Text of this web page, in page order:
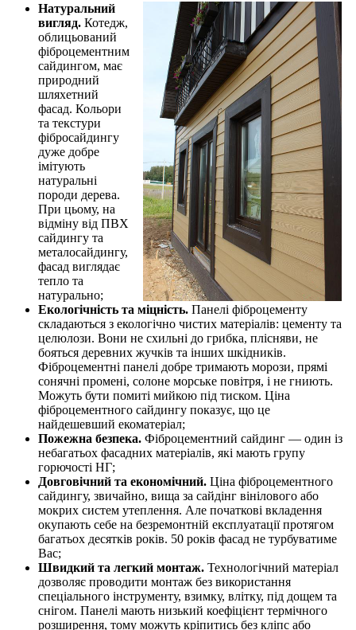
Натуральний
вигляд. Котедж,
облицьований
фіброцементним
сайдингом, має
природний
шляхетний
фасад. Кольори
та текстури
фібросайдингу
дуже добре
імітують
натуральні
породи дерева.
При цьому, на
відміну від ПВХ
сайдингу та
металосайдингу,
фасад виглядає
тепло та
натурально;
Екологічність та міцність. Панелі фіброцементу
складаються з екологічно чистих матеріалів: цементу та
целюлози. Вони не схильні до грибка, плісняви, не
бояться деревних жучків та інших шкідників.
Фіброцементні панелі добре тримають морози, прямі
сонячні промені, солоне морське повітря, і не гниють.
Можуть бути помиті мийкою під тиском. Ціна
фіброцементного сайдингу показує, що це
найдешевший екоматеріал;
Пожежна безпека. Фіброцементний сайдинг — один із
небагатьох фасадних матеріалів, які мають групу
горючості НГ;
Довговічний та економічний. Ціна фіброцементного
сайдингу, звичайно, вища за сайдінг вінілового або
мокрих систем утеплення. Але початкові вкладення
окупають себе на безремонтній експлуатації протягом
багатьох десятків років. 50 років фасад не турбуватиме
Вас;
Швидкий та легкий монтаж. Технологічний матеріал
дозволяє проводити монтаж без використання
спеціального інструменту, взимку, влітку, під дощем та
снігом. Панелі мають низький коефіцієнт термічного
розширення, тому можуть кріпитись без кліпс або